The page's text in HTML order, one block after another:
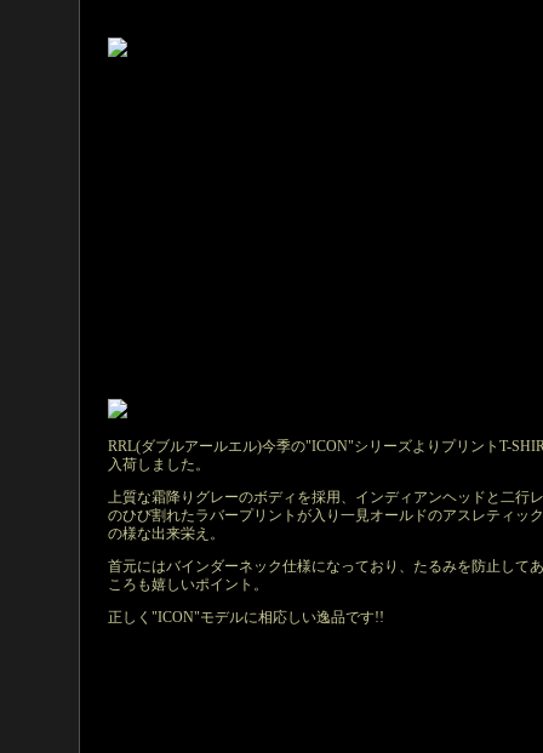
RRL(ダブルアールエル)今季の"ICON"シリーズよりプリントT-
入荷しました。
上質な霜降りグレーのボディを採用、インディアンヘッドと二行
のひび割れたラバープリントが入り一見オールドのアスレティッ
の様な出来栄え。
首元にはバインダーネック仕様になっており、たるみを防止して
ころも嬉しいポイント。
正しく"ICON"モデルに相応しい逸品です!!